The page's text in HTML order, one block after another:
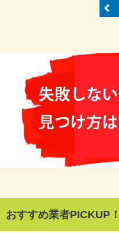
おすすめ業者PICKUP！